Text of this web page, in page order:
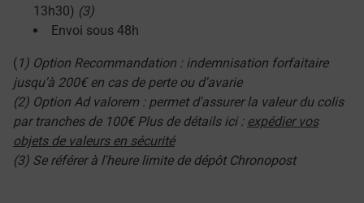
13h30) (3)
Envoi sous 48h
( 1) Option Recommandation : indemnisation forfaitaire
jusqu'à 200€ en cas de perte ou d'avarie
(2) Option Ad valorem : permet d'assurer la valeur du colis
par tranches de 100€ Plus de détails ici : expédier vos
objets de valeurs en sécurité
(3) Se référer à l'heure limite de dépôt Chronopost